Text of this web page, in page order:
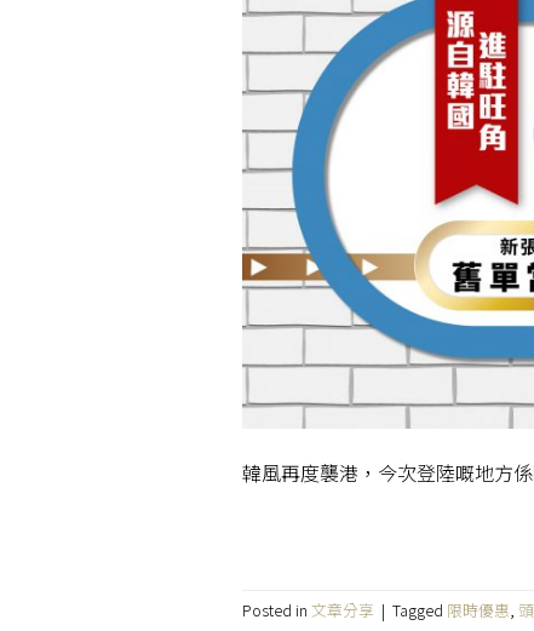
韓風再度襲港，今次登陸嘅地方
Posted in 文章分享 | Tagged 限時優惠,